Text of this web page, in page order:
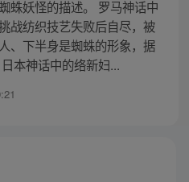
蛛妖怪的描述。 罗马神话中
战纺织技艺失败后自尽，被
、下半身是蜘蛛的形象，据
本神话中的络新妇...